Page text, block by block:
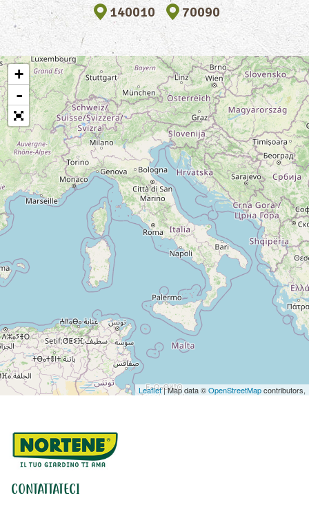
140010 70090
+
-
Leaflet| Map data ©OpenStreetMapcontributors,
CONTATTATECI